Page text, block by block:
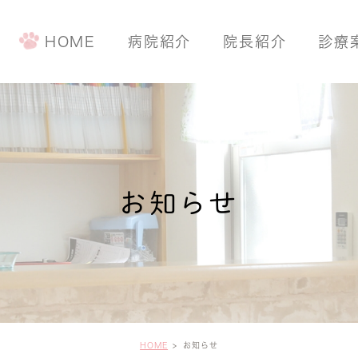
HOME 病院紹介 院長紹介 診療
ネコちゃん
お知らせ
HOME お知らせ